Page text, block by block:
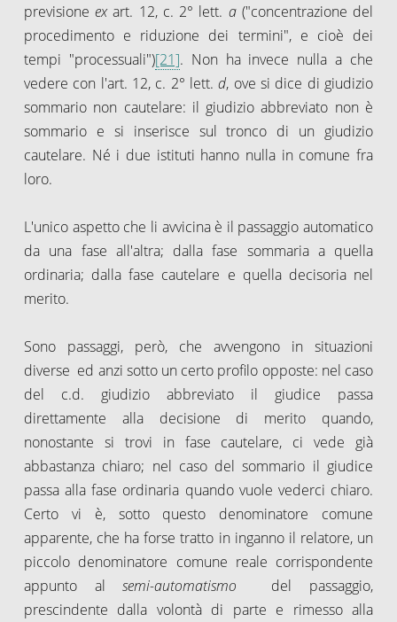
previsioneexart. 12, c. 2° lett. a("concentrazione del
procedimento e riduzione dei termini", e cioè dei
tempi "processuali")[21]. Non ha invece nulla a che
vedere con l'art. 12, c. 2° lett.d, ove si dice di giudizio
sommario non cautelare: il giudizio abbreviato non è
sommario e si inserisce sul tronco di un giudizio
cautelare. Né i due istituti hanno nulla in comune fra
loro.
L'unico aspetto che li avvicina è il passaggio automatico
da una fase all'altra; dalla fase sommaria a quella
ordinaria; dalla fase cautelare e quella decisoria nel
merito.
Sono passaggi, però, che avvengono in situazioni
diverse ed anzi sotto un certo profilo opposte: nel caso
del c.d. giudizio abbreviato il giudice passa
direttamente alla decisione di merito quando,
nonostante si trovi in fase cautelare, ci vede già
abbastanza chiaro; nel caso del sommario il giudice
passa alla fase ordinaria quando vuole vederci chiaro.
Certo vi è, sotto questo denominatore comune
apparente, che ha forse tratto in inganno il relatore, un
piccolo denominatore comune reale corrispondente
appunto alsemi-automatismo del passaggio,
prescindente dalla volontà di parte e rimesso alla